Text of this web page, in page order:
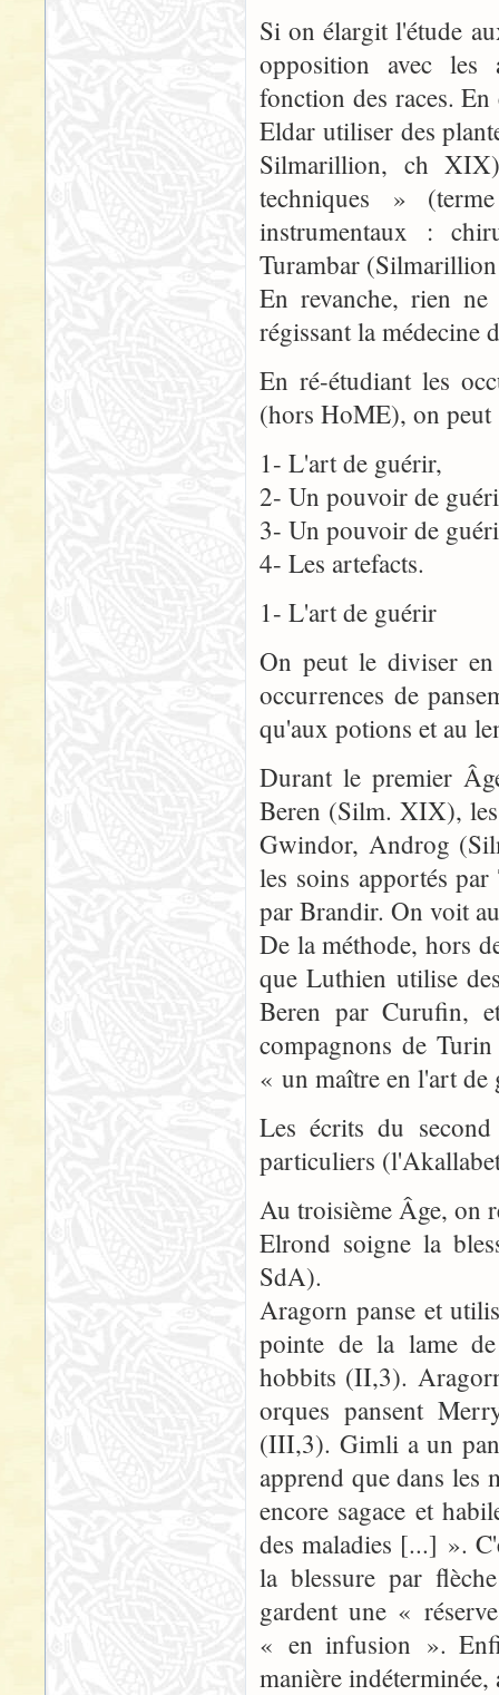
Si on élargit l'étude
opposition avec les
fonction des races.
Eldar utiliser des
Silmarillion, ch
techniques »
instrumentaux :
Turambar
En revanche, rien
régissant la médecine
En ré-étudiant les
(hors HoME), on peut
1- L'art de guérir,
2- Un pouvoir de
3- Un pouvoir de
4- Les artefacts.
1- L'art de guérir
On peut le diviser en
occurrences de
qu'aux potions et au
Durant le premier
Beren (Silm. XIX),
Gwindor, Androg
les soins apportés
par Brandir. On voit
De la méthode, hors
que Luthien utilise
Beren par Curufin,
compagnons de
« un maître en l'art
Les écrits du
particuliers
Au troisième Âge, on
Elrond soigne la
SdA).
Aragorn panse et
pointe de la lame
hobbits (II,3).
orques pansent
(III,3). Gimli a un
apprend que dans les
encore sagace et
des maladies [...] ».
la blessure par
gardent une «
« en infusion ».
manière